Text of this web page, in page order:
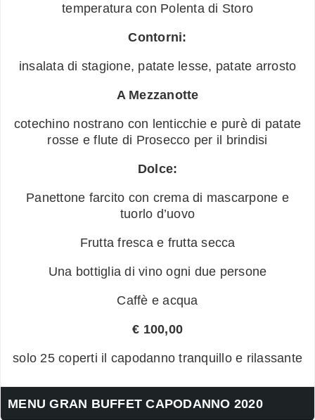
temperatura con Polenta di Storo
Contorni:
insalata di stagione, patate lesse, patate arrosto
A Mezzanotte
cotechino nostrano con lenticchie e purè di patate
rosse e flute di Prosecco per il brindisi
Dolce:
Panettone farcito con crema di mascarpone e
tuorlo d’uovo
Frutta fresca e frutta secca
Una bottiglia di vino ogni due persone
Caffè e acqua
€ 100,00
solo 25 coperti il capodanno tranquillo e rilassante
MENU GRAN BUFFET CAPODANNO 2020